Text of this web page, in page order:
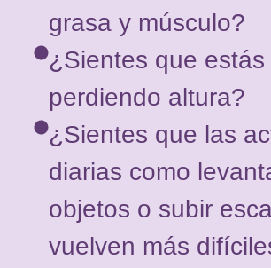
grasa y músculo?
¿Sientes que estás
perdiendo altura?
¿Sientes que las
diarias como
objetos o subir
vuelven más